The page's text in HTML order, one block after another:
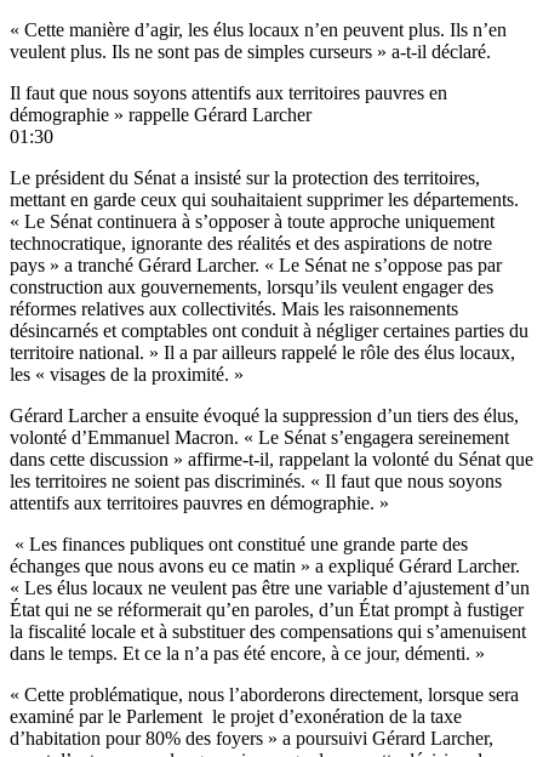
« Cette manière d’agir, les élus locaux n’en peuvent plus. Ils n’en
veulent plus. Ils ne sont pas de simples curseurs » a-t-il déclaré.
Il faut que nous soyons attentifs aux territoires pauvres en
démographie » rappelle Gérard Larcher
01:30
Le président du Sénat a insisté sur la protection des territoires,
mettant en garde ceux qui souhaitaient supprimer les départements.
« Le Sénat continuera à s’opposer à toute approche uniquement
technocratique, ignorante des réalités et des aspirations de notre
pays » a tranché Gérard Larcher. « Le Sénat ne s’oppose pas par
construction aux gouvernements, lorsqu’ils veulent engager des
réformes relatives aux collectivités. Mais les raisonnements
désincarnés et comptables ont conduit à négliger certaines parties du
territoire national. » Il a par ailleurs rappelé le rôle des élus locaux,
les « visages de la proximité. »
Gérard Larcher a ensuite évoqué la suppression d’un tiers des élus,
volonté d’Emmanuel Macron. « Le Sénat s’engagera sereinement
dans cette discussion » affirme-t-il, rappelant la volonté du Sénat que
les territoires ne soient pas discriminés. « Il faut que nous soyons
attentifs aux territoires pauvres en démographie. »
« Les finances publiques ont constitué une grande parte des
échanges que nous avons eu ce matin » a expliqué Gérard Larcher.
« Les élus locaux ne veulent pas être une variable d’ajustement d’un
État qui ne se réformerait qu’en paroles, d’un État prompt à fustiger
la fiscalité locale et à substituer des compensations qui s’amenuisent
dans le temps. Et ce la n’a pas été encore, à ce jour, démenti. »
« Cette problématique, nous l’aborderons directement, lorsque sera
examiné par le Parlement le projet d’exonération de la taxe
d’habitation pour 80% des foyers » a poursuivi Gérard Larcher,